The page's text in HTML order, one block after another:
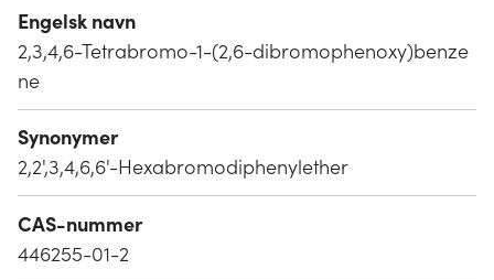
Engelsk navn
2,3,4,6-Tetrabromo-1-(2,6-dibromophenoxy)benze
ne
Synonymer
2,2',3,4,6,6'-Hexabromodiphenylether
CAS-nummer
446255-01-2